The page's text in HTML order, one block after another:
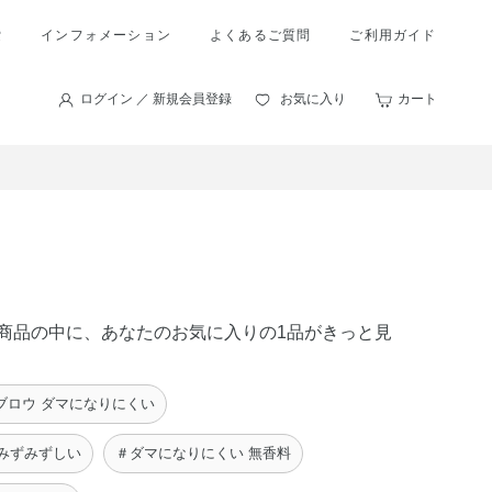
インフォメーション よくあるご質問 ご利用ガイド
ログイン ／ 新規会員登録 お気に入り カート
品の中に、あなたのお気に入りの1品がきっと見
ロウ ダマになりにくい
ずみずしい ＃ダマになりにくい 無香料